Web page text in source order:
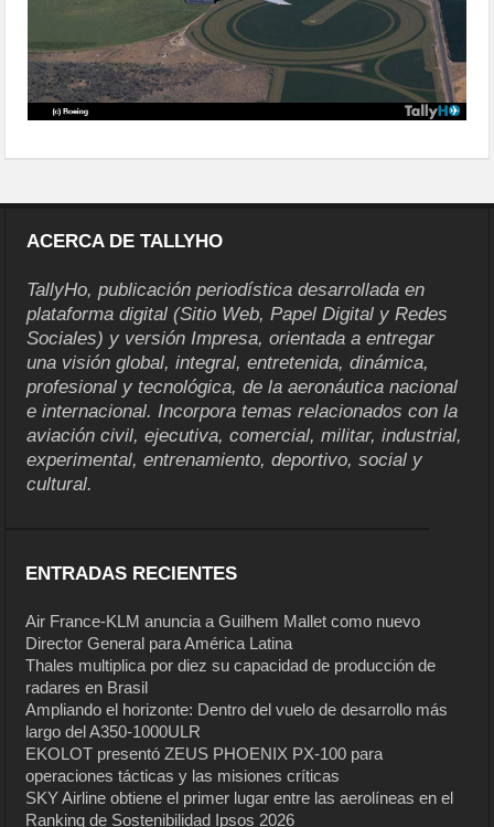
ACERCA DE TALLYHO
TallyHo, publicación periodística desarrollada en
plataforma digital (Sitio Web, Papel Digital y Redes
Sociales) y versión Impresa, orientada a entregar
una visión global, integral, entretenida, dinámica,
profesional y tecnológica, de la aeronáutica nacional
e internacional. Incorpora temas relacionados con la
aviación civil, ejecutiva, comercial, militar, industrial,
experimental, entrenamiento, deportivo, social y
cultural.
ENTRADAS RECIENTES
Air France-KLM anuncia a Guilhem Mallet como nuevo
Director General para América Latina
Thales multiplica por diez su capacidad de producción de
radares en Brasil
Ampliando el horizonte: Dentro del vuelo de desarrollo más
largo del A350-1000ULR
EKOLOT presentó ZEUS PHOENIX PX-100 para
operaciones tácticas y las misiones críticas
SKY Airline obtiene el primer lugar entre las aerolíneas en el
Ranking de Sostenibilidad Ipsos 2026